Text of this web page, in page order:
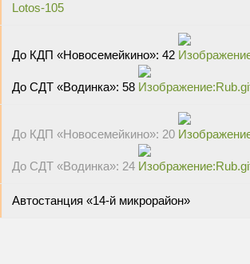
Lotos-105
До КДП «Новосемейкино»: 42
До СДТ «Водинка»: 58
До КДП «Новосемейкино»: 20
До СДТ «Водинка»: 24
Автостанция «14-й микрорайон»